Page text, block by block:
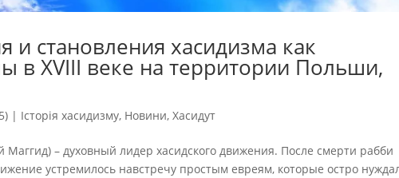
и становления хасидизма как
в XVIII веке на территории Польши,
| Історія хасидизму, Новини,Хасидут
– духовный лидер хасидского движения. После смерти рабби
устремилось навстречу простым евреям, которые остро